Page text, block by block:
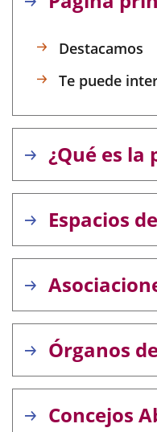
Destacamos
Te puede
¿Qué es la
Espacios
Órganos
Concejos